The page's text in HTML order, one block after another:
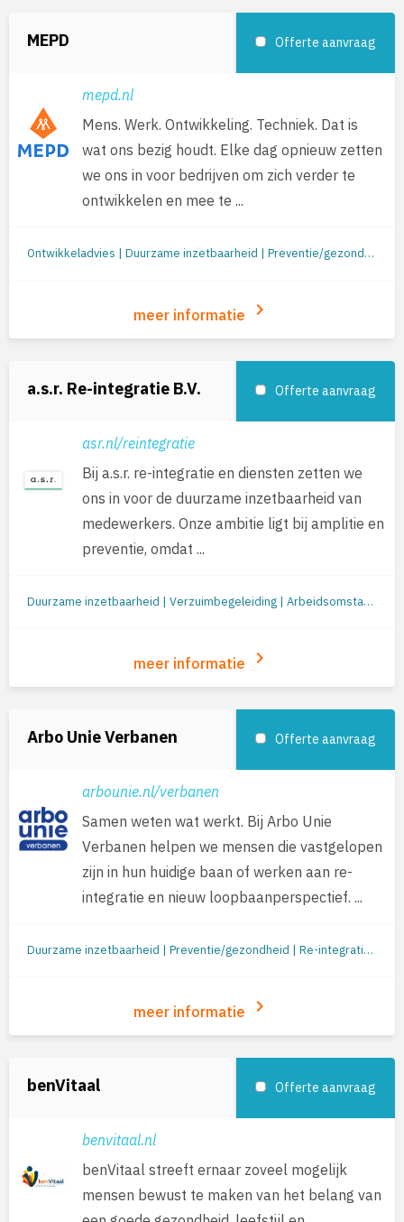
MEPD Offerte aanvraag
mepd.nl
Mens. Werk. Ontwikkeling. Techniek. Dat is
wat ons bezig houdt. Elke dag opnieuw zetten
we ons in voor bedrijven om zich verder te
ontwikkelen en mee te ...
Ontwikkeladvies | Duurzame inzetbaarheid | Preventie/gezondheid | Re-integratie: begeleiding naar werk | Re-integratie tweede spoor | Outplacement | Loopbaanbegeleiding | Loopbaanontwikkeling | Mobiliteit
meer informatie keyboard_arrow_right
a.s.r. Re-integratie B.V. Offerte aanvraag
asr.nl/reintegratie
Bij a.s.r. re-integratie en diensten zetten we
ons in voor de duurzame inzetbaarheid van
medewerkers. Onze ambitie ligt bij amplitie en
preventie, omdat ...
Duurzame inzetbaarheid | Verzuimbegeleiding | Arbeidsomstandigheden (o.a. RI&E en werkplekonderzoek) | Preventie/gezondheid | Re-integratie: begeleiding naar werk | Re-integratie tweede spoor | Outplacement | Loopbaanbegeleiding | Loopbaanontwikkeling | Mobiliteit
meer informatie keyboard_arrow_right
Arbo Unie Verbanen Offerte aanvraag
arbounie.nl/verbanen
Samen weten wat werkt. Bij Arbo Unie
Verbanen helpen we mensen die vastgelopen
zijn in hun huidige baan of werken aan re-
integratie en nieuw loopbaanperspectief. ...
Duurzame inzetbaarheid | Preventie/gezondheid | Re-integratie: begeleiding naar werk | Jobcoaching | Re-integratie tweede spoor | Outplacement | Loopbaanbegeleiding | Loopbaanontwikkeling | Mobiliteit
meer informatie keyboard_arrow_right
benVitaal Offerte aanvraag
benvitaal.nl
benVitaal streeft ernaar zoveel mogelijk
mensen bewust te maken van het belang van